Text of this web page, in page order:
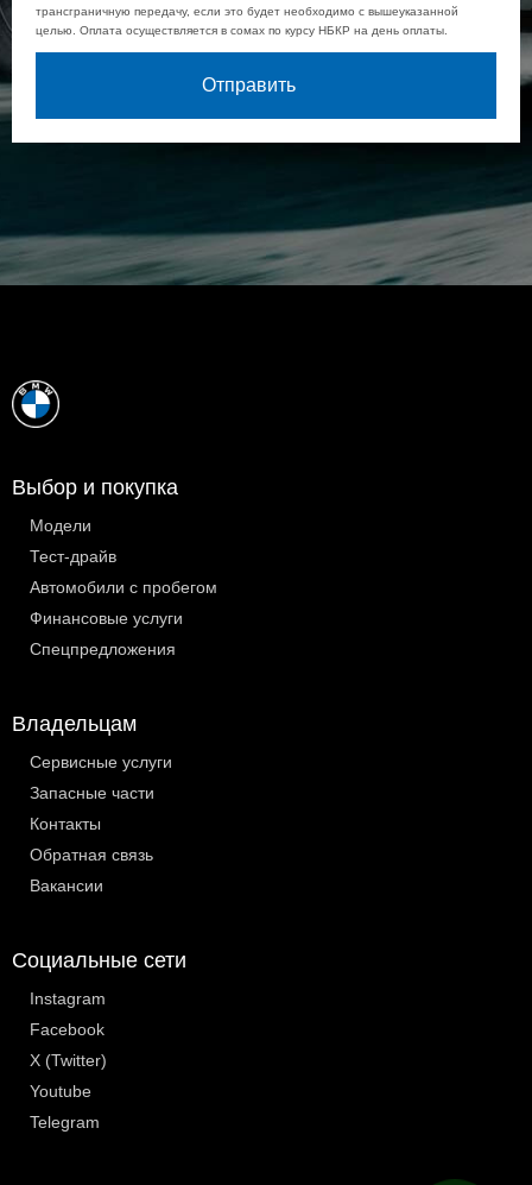
трансграничную передачу, если это будет необходимо с вышеуказанной
целью. Оплата осуществляется в сомах по курсу НБКР на день оплаты.
Отправить
Выбор и покупка
Модели
Тест-драйв
Автомобили с пробегом
Финансовые услуги
Спецпредложения
Владельцам
Сервисные услуги
Запасные части
Контакты
Обратная связь
Вакансии
Социальные сети
Instagram
Facebook
X (Twitter)
Youtube
Telegram